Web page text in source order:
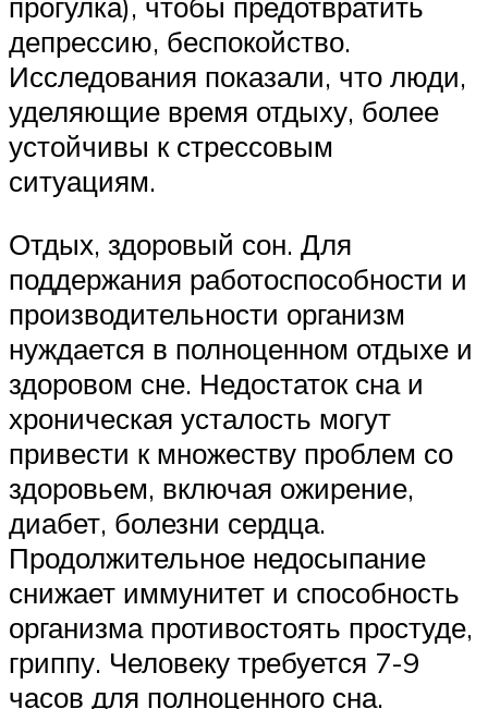
прогулка), чтобы предотвратить
депрессию, беспокойство.
Исследования показали, что люди,
уделяющие время отдыху, более
устойчивы к стрессовым
ситуациям.
Отдых, здоровый сон. Для
поддержания работоспособности и
производительности организм
нуждается в полноценном отдыхе и
здоровом сне. Недостаток сна и
хроническая усталость могут
привести к множеству проблем со
здоровьем, включая ожирение,
диабет, болезни сердца.
Продолжительное недосыпание
снижает иммунитет и способность
организма противостоять простуде,
гриппу. Человеку требуется 7-9
часов для полноценного сна.